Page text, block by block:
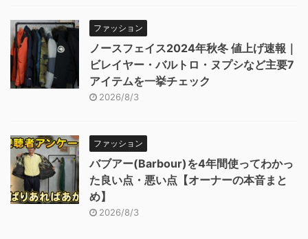
ファッション
ノースフェイス2024年秋冬 値上げ速報｜
ビレイヤー・バルトロ・ヌプシなど主要7
アイテムを一挙チェック
2026/8/3
ファッション
バブアー(Barbour)を4年間使ってわかっ
た良い点・悪い点【オーナーの本音まと
め】
2026/8/3